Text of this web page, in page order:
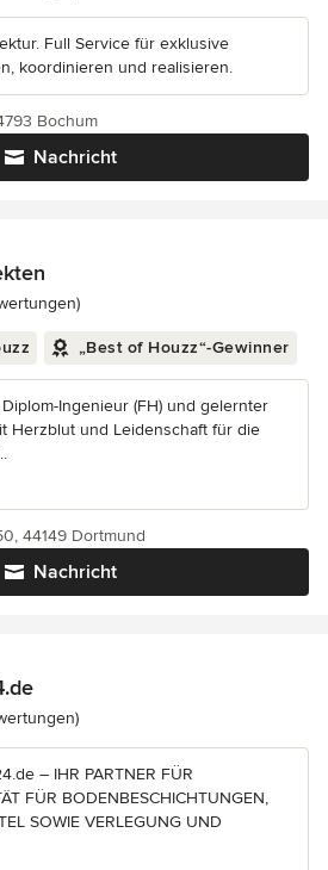
Full Service für exklusive
koordinieren und realisieren.
Nachricht
Bochum
5 von 5 Sternen
„Best of Houzz“-Gewinner
Ingenieur (FH) und gelernter
Herzblut und Leidenschaft für die
Nachricht
44149 Dortmund
4.9 von 5 Sternen
– IHR PARTNER FÜR
FÜR BODENBESCHICHTUNGEN,
SOWIE VERLEGUNG UND